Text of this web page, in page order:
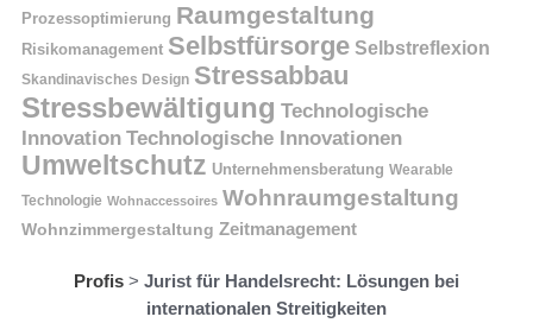
Prozessoptimierung Raumgestaltung
Risikomanagement Selbstfürsorge Selbstreflexion
Skandinavisches Design Stressabbau
Stressbewältigung Technologische
Innovation Technologische Innovationen
Umweltschutz Unternehmensberatung Wearable
Technologie Wohnaccessoires Wohnraumgestaltung
Wohnzimmergestaltung Zeitmanagement
Profis > Jurist für Handelsrecht: Lösungen bei
internationalen Streitigkeiten